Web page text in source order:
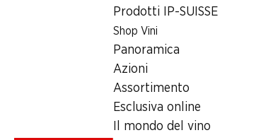
Prodotti IP-SUISSE
Shop Vini
Panoramica
Azioni
Assortimento
Esclusiva online
Il mondo del vino
Weekend Espresso Martini